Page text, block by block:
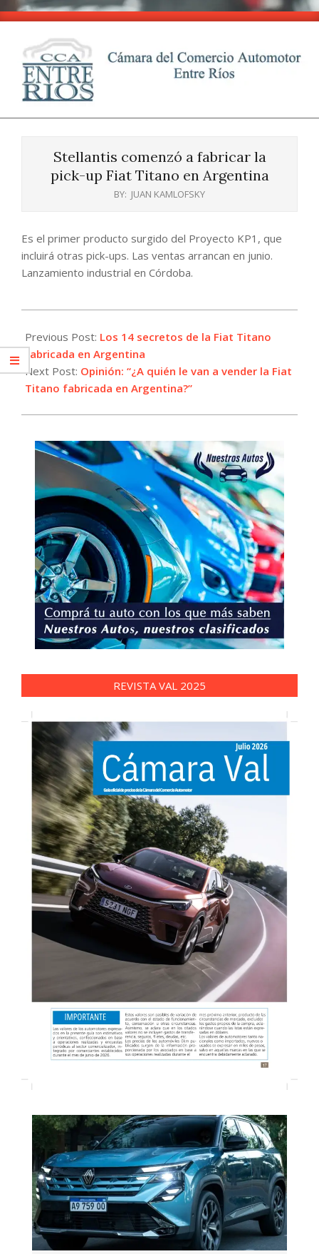
Skip
content
CCA
EntreStellantis comenzó a fabricar la
pick-up Fiat Titano en Argentina
BY: JUAN KAMLOFSKY
Es el primer producto surgido del Proyecto KP1, que
incluirá otras pick-ups. Las ventas arrancan en junio.
Lanzamiento industrial en Córdoba.
05-
13
Previous Post: Los 14 secretos de la Fiat Titano
fabricada en Argentina
Next Post: Opinión: “¿A quién le van a vender la Fiat
Titano fabricada en Argentina?”
REVISTA VAL 2025